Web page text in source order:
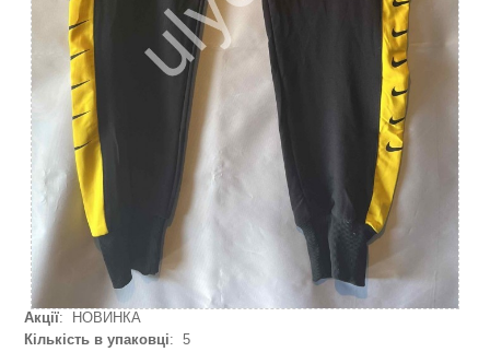
Акції: НОВИНКА
Кількість в упаковці: 5